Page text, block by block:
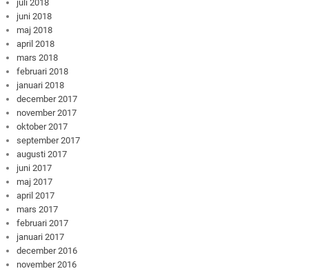
juli 2018
juni 2018
maj 2018
april 2018
mars 2018
februari 2018
januari 2018
december 2017
november 2017
oktober 2017
september 2017
augusti 2017
juni 2017
maj 2017
april 2017
mars 2017
februari 2017
januari 2017
december 2016
november 2016